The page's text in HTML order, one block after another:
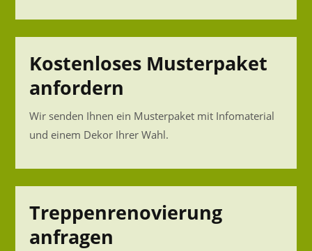
Kostenloses Musterpaket
anfordern
Wir senden Ihnen ein Musterpaket mit Infomaterial
und einem Dekor Ihrer Wahl.
Treppenrenovierung
anfragen